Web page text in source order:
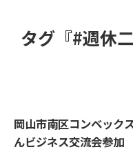
タグ『#週休
岡山市南区コンベック
んビジネス交流会参加